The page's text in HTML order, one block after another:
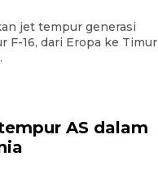
jet tempur generasi
F-16, dari Eropa ke Timur
AS dalam